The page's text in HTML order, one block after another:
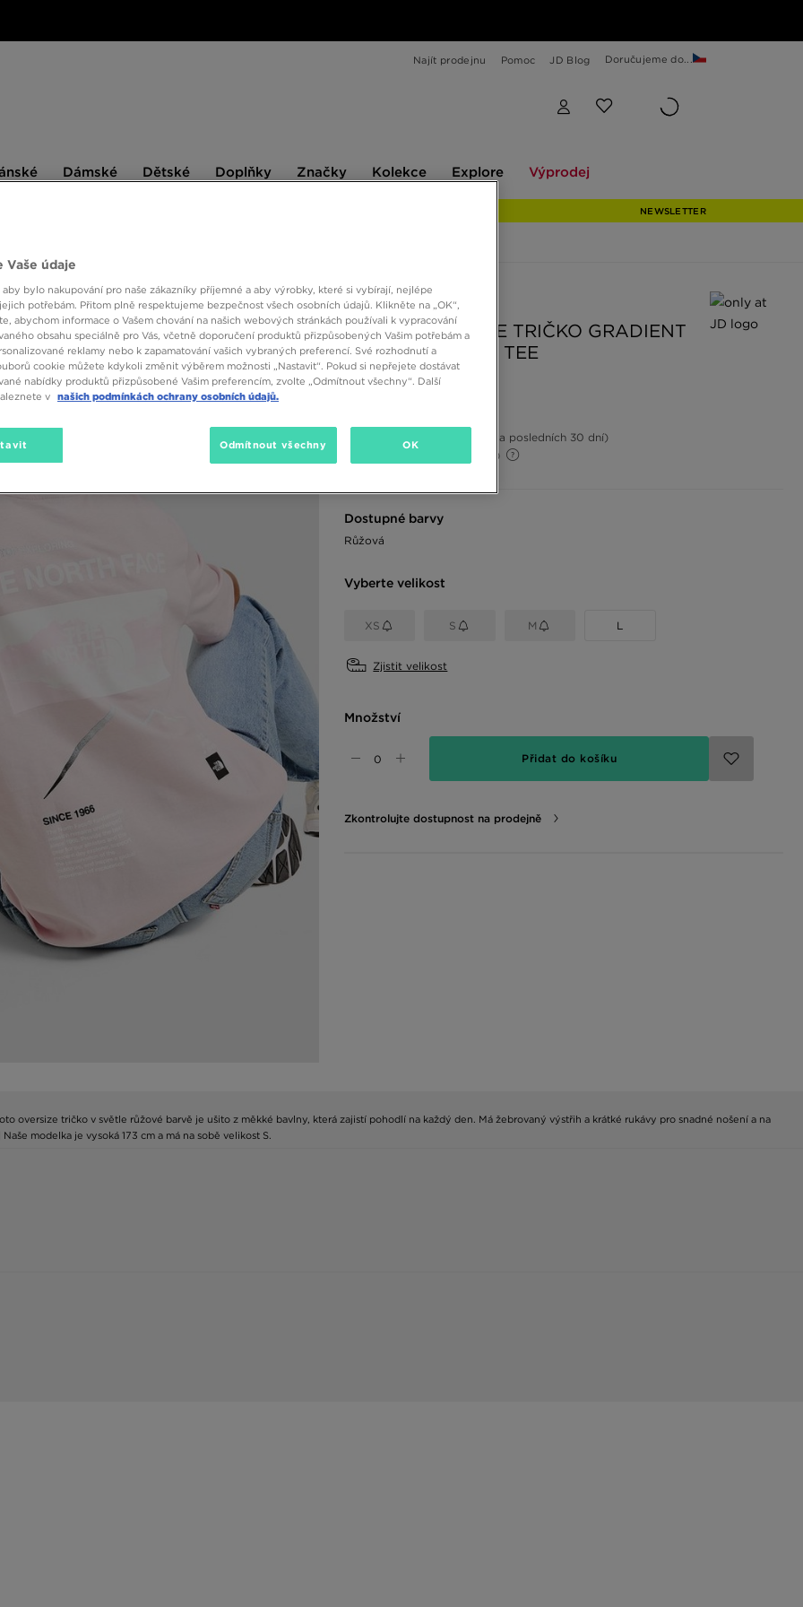
Najít prodejnu Pomoc JD Blog Doručujeme do...
Dámské Dětské Doplňky Značky Kolekce Explore Výprodej
NEWSLETTER
ONLY AT JD
THE NORTH FACE TRIČKO GRADIENT
FLOW OVERSIZE TEE
(Nejnižší cena za posledních 30 dní)
(Původní cena)
Dostupné barvy
Růžová
Vyberte velikost
XS S M L
Zjistit velikost
Množství
Přidat do košíku
Zkontrolujte dostupnost na prodejně
oversize tričko v světle růžové barvě je ušito z měkké bavlny, která zajistí pohodlí na každý den. Má žebrovaný výstřih a krátké rukávy pro snadné nošení a na
modelka je vysoká 173 cm a má na sobě velikost S.
Vaše údaje
aby bylo nakupování pro naše zákazníky příjemné a aby výrobky, které si vybírají, nejlépe
potřebám. Přitom plně respektujeme bezpečnost všech osobních údajů. Klikněte na „OK“,
abychom informace o Vašem chování na našich webových stránkách používali k vypracování
obsahu speciálně pro Vás, včetně doporučení produktů přizpůsobených Vašim potřebám a
reklamy nebo k zapamatování vašich vybraných preferencí. Své rozhodnutí a
cookie můžete kdykoli změnit výběrem možnosti „Nastavit“. Pokud si nepřejete dostávat
nabídky produktů přizpůsobené Vašim preferencím, zvolte „Odmítnout všechny“. Další
v našich podmínkách ochrany osobních údajů.
Odmítnout všechny OK